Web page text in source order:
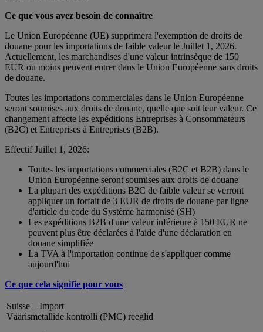
Ce que vous avez besoin de connaître
Le Union Européenne (UE) supprimera l'exemption de droits de
douane pour les importations de faible valeur le Juillet 1, 2026.
Actuellement, les marchandises d'une valeur intrinsèque de 150
EUR ou moins peuvent entrer dans le Union Européenne sans droits
de douane.
Toutes les importations commerciales dans le Union Européenne
seront soumises aux droits de douane, quelle que soit leur valeur. Ce
changement affecte les expéditions Entreprises à Consommateurs
(B2C) et Entreprises à Entreprises (B2B).
Effectif Juillet 1, 2026:
Toutes les importations commerciales (B2C et B2B) dans le
Union Européenne seront soumises aux droits de douane
La plupart des expéditions B2C de faible valeur se verront
appliquer un forfait de 3 EUR de droits de douane par ligne
d'article du code du Système harmonisé (SH)
Les expéditions B2B d'une valeur inférieure à 150 EUR ne
peuvent plus être déclarées à l'aide d'une déclaration en
douane simplifiée
La TVA à l'importation continue de s'appliquer comme
aujourd'hui
Ce que cela signifie pour vous
Suisse – Import
Väärismetallide kontrolli (PMC) reeglid